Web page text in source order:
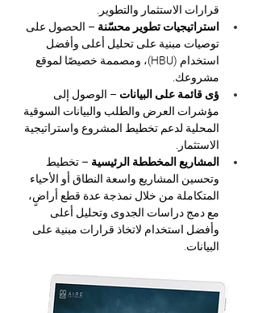
قرارات الاستثمار والتطوير.
استراتيجيات تطوير محسّنة – الحصول على
توصيات مبنية على تحليل أعلى وأفضل
استخدام (HBU)، ومصممة خصيصًا لموقع
مشروعك.
ؤى قائمة على البيانات – الوصول إلى
مؤشرات العرض والطلب والبيانات السوقية
المحلية لدعم تخطيط المشروع واستراتيجية
الاستثمار.
المشاريع المخططة الرئيسية – تخطيط
وتحسين المشاريع واسعة النطاق أو الأحياء
المتكاملة من خلال نمذجة عدة قطع أراضٍ،
مع دمج دراسات الجدوى وتحليل أعلى
وأفضل استخدام لاتخاذ قرارات مبنية على
البيانات